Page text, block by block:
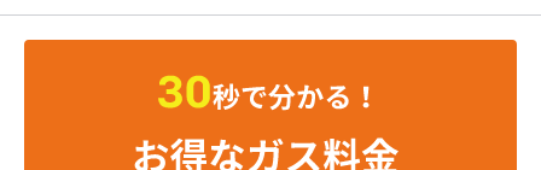
つくばね石油(株)
つくば市谷田部農業協同組合
トヤマ商店